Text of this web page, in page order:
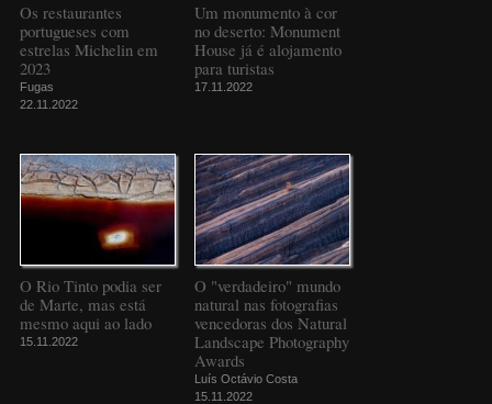
Os restaurantes
portugueses com
estrelas Michelin em
2023
Fugas
22.11.2022
Um monumento à cor
no deserto: Monument
House já é alojamento
para turistas
17.11.2022
O Rio Tinto podia ser
de Marte, mas está
mesmo aqui ao lado
15.11.2022
O "verdadeiro" mundo
natural nas fotografias
vencedoras dos Natural
Landscape Photography
Awards
Luís Octávio Costa
15.11.2022